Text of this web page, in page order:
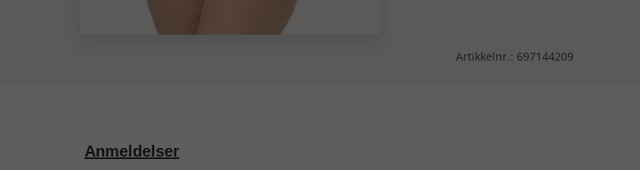
Artikkelnr.: 697144209